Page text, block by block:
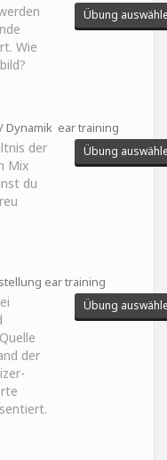
Wie
Übung
/ Dynamik ear training
der
Mix
du
Übung
ear training
der
Übung